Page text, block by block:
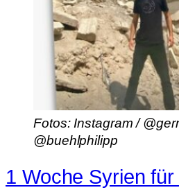
Fotos: Instagram /
@buehlphilipp
1 Woche Syrien